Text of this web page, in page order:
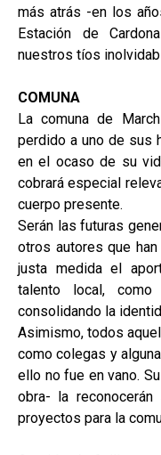
más atrás -en los
Estación de
nuestros tíos
COMUNA
La comuna de
perdido a uno de sus
en el ocaso de su
cobrará especial
cuerpo presente.
Serán las futuras
otros autores que
justa medida el
talento local,
consolidando la
Asimismo, todos
como colegas y
ello no fue en vano.
obra- la
proyectos para la